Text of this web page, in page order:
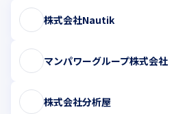
株式会社Nautik
マンパワーグループ株式会社
株式会社分析屋